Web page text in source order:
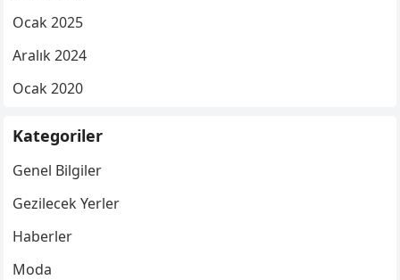
Ocak 2025
Aralık 2024
Ocak 2020
Kategoriler
Genel Bilgiler
Gezilecek Yerler
Haberler
Moda